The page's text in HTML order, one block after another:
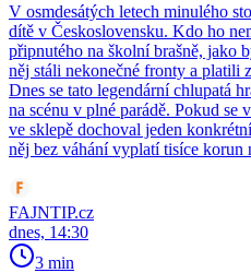
V osmdesátých letech minulého
dítě v Československu. Kdo ho
připnutého na školní brašně, jako
něj stáli nekonečné fronty a platili
Dnes se tato legendární chlupatá
na scénu v plné parádě. Pokud se
ve sklepě dochoval jeden
něj bez váhání vyplatí tisíce korun
FAJNTIP.cz
dnes, 14:30
3 min